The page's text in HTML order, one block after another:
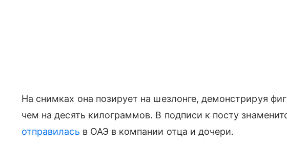
На снимках она позирует на шезлонге, демонстрируя
чем на десять килограммов. В подписи к посту
отправилась в ОАЭ в компании отца и дочери.